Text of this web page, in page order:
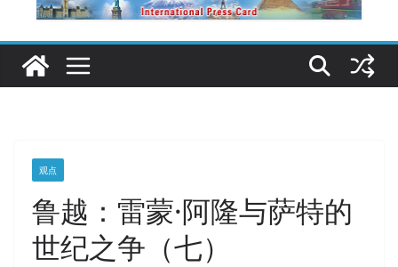
观点
鲁越：雷蒙·阿隆与萨特的
世纪之争（七）